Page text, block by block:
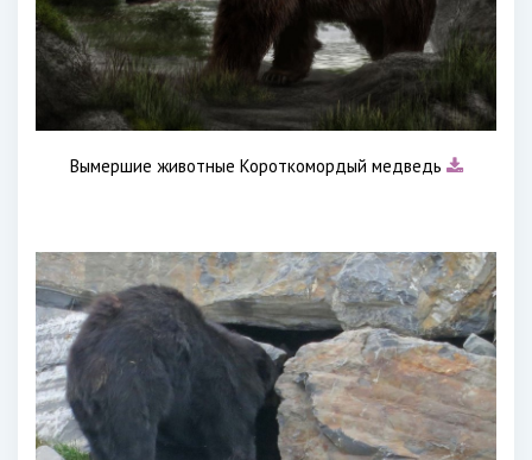
Вымершие животные Короткомордый медведь